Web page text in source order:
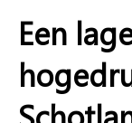
Een